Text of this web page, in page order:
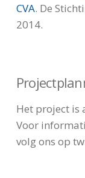
CVA. De
2014.
Het project is
Voor
volg ons op